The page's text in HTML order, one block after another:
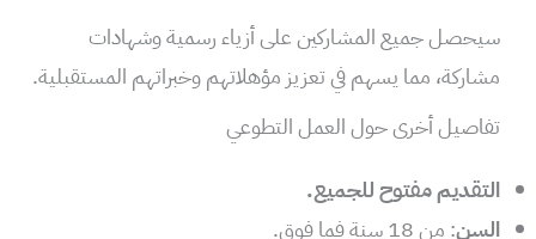
سيحصل جميع المشاركين على أزياء رسمية وشهادات
مشاركة، مما يسهم في تعزيز مؤهلاتهم وخبراتهم المستقبلية.
تفاصيل أخرى حول العمل التطوعي
التقديم مفتوح للجميع.
السن: من 18 سنة فما فوق.